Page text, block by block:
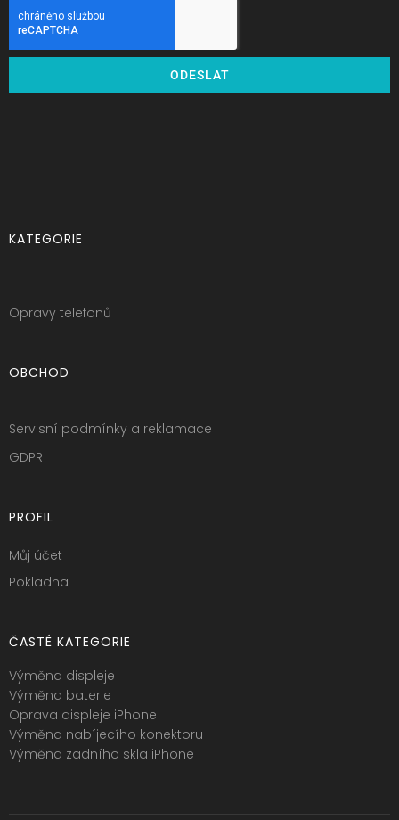
ODESLAT
KATEGORIE
Opravy telefonů
OBCHOD
Servisní podmínky a reklamace
GDPR
PROFIL
Můj účet
Pokladna
ČASTÉ KATEGORIE
Výměna displeje
Výměna baterie
Oprava displeje iPhone
Výměna nabíjecího konektoru
Výměna zadního skla iPhone